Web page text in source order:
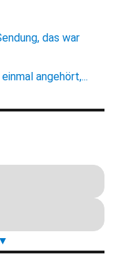
das war
angehört,...
▼